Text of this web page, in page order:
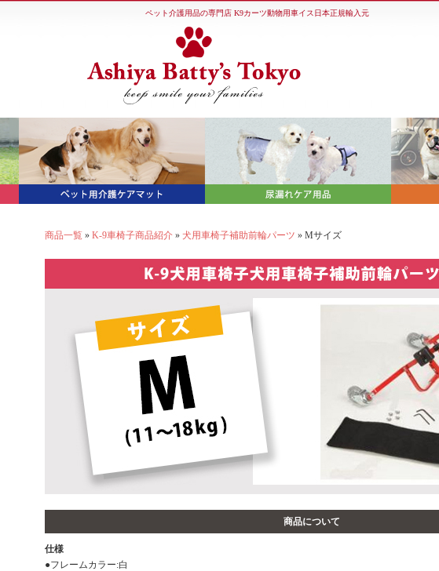
ペット介護用品の専門店 K9カーツ動物用車イス日本正規輸入元
商品一覧 » K-9車椅子商品紹介 » 犬用車椅子補助前輪パーツ » Mサイズ
商品について
仕様
●フレームカラー:白